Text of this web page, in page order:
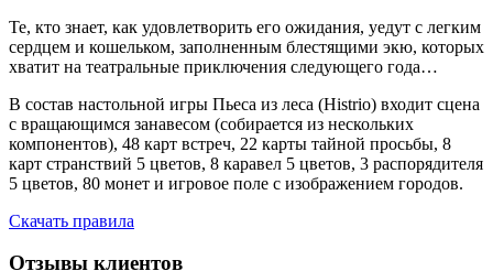
Те, кто знает, как удовлетворить его ожидания, уедут с легким
сердцем и кошельком, заполненным блестящими экю, которых
хватит на театральные приключения следующего года…
В состав настольной игры Пьеса из леса (Histrio) входит сцена
с вращающимся занавесом (собирается из нескольких
компонентов), 48 карт встреч, 22 карты тайной просьбы, 8
карт странствий 5 цветов, 8 каравел 5 цветов, 3 распорядителя
5 цветов, 80 монет и игровое поле с изображением городов.
Скачать правила
Отзывы клиентов